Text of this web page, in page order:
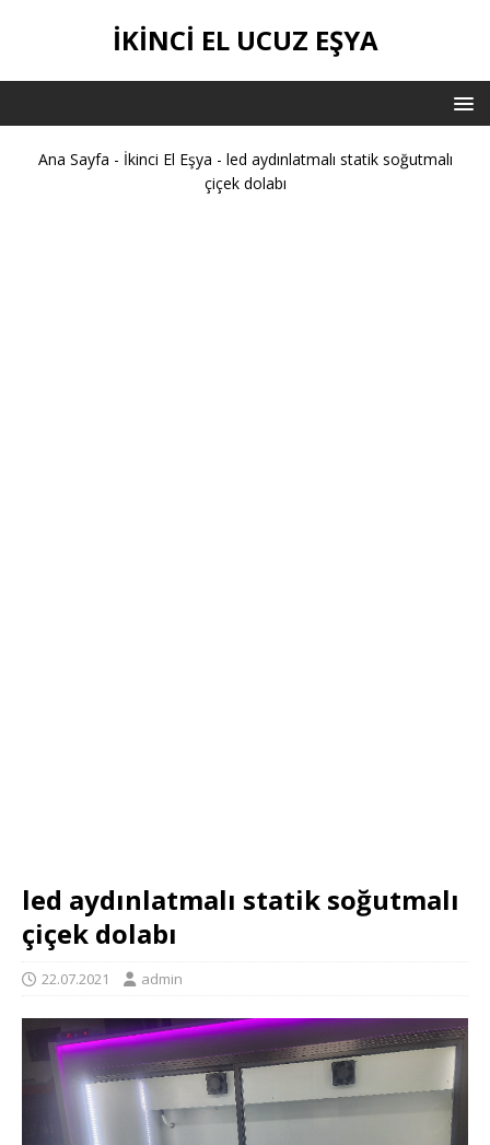
İKİNCİ EL UCUZ EŞYA
Ana Sayfa - İkinci El Eşya - led aydınlatmalı statik soğutmalı
çiçek dolabı
led aydınlatmalı statik soğutmalı
çiçek dolabı
22.07.2021 admin